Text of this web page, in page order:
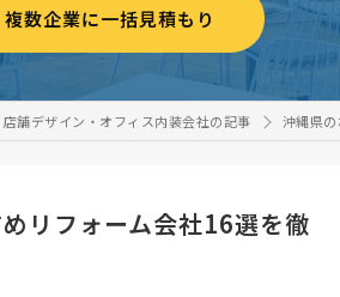
複数企業に一括見積もり
店舗デザイン・オフィス内装会社の記事 沖縄県
リフォーム会社16選を徹